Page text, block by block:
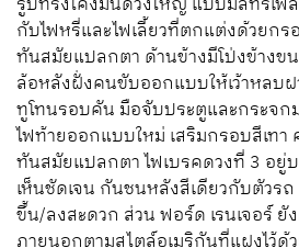
กับไฟหรี่และไฟเลี้ยวที่ตกแต่งด้วยกร
ทันสมัยแปลกตา ด้านข้างมีโป่งข้างข
ล้อหลังฝั่งคนขับออกแบบให้เว้าหลบ
ทูโทนรอบคัน มือจับประตูและกระจก
ไฟท้ายออกแบบใหม่ เสริมกรอบสีเทา
ทันสมัยแปลกตา ไฟเบรคดวงที่ 3 อยู่
เห็นชัดเจน กันชนหลังสีเดียวกับตัวร
ขึ้น/ลงสะดวก ส่วน ฟอร์ด เรนเจอร์
ภายนอกตามสไตล์อเมริกันที่แฝงไว้ด้